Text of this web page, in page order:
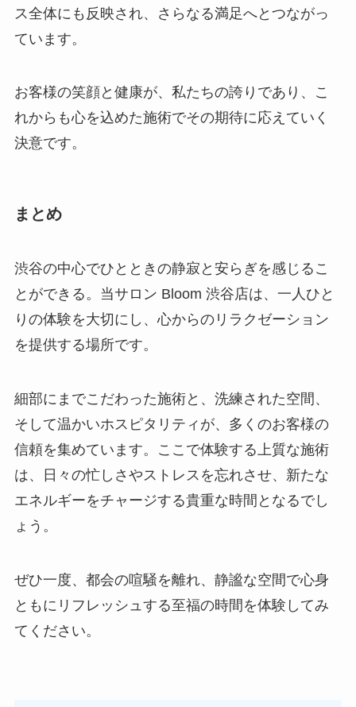
ス全体にも反映され、さらなる満足へとつながっ
ています。
お客様の笑顔と健康が、私たちの誇りであり、こ
れからも心を込めた施術でその期待に応えていく
決意です。
まとめ
渋谷の中心でひとときの静寂と安らぎを感じるこ
とができる。当サロン Bloom 渋谷店は、一人ひと
りの体験を大切にし、心からのリラクゼーション
を提供する場所です。
細部にまでこだわった施術と、洗練された空間、
そして温かいホスピタリティが、多くのお客様の
信頼を集めています。ここで体験する上質な施術
は、日々の忙しさやストレスを忘れさせ、新たな
エネルギーをチャージする貴重な時間となるでし
ょう。
ぜひ一度、都会の喧騒を離れ、静謐な空間で心身
ともにリフレッシュする至福の時間を体験してみ
てください。